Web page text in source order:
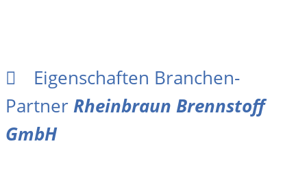
Eigenschaften Branchen-
PartnerRheinbraun Brennstoff
GmbH